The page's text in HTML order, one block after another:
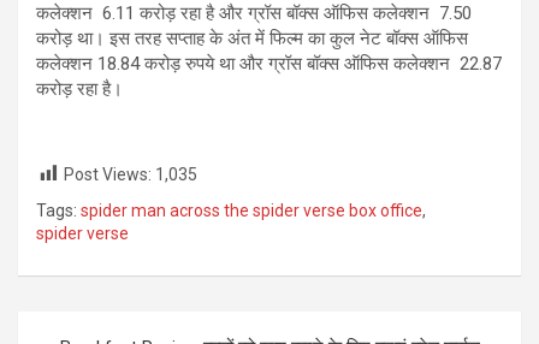
कलेक्शन 6.11 करोड़ रहा है और ग्रॉस बॉक्स ऑफिस कलेक्शन 7.50
करोड़ था। इस तरह सप्ताह के अंत में फिल्म का कुल नेट बॉक्स ऑफिस
कलेक्शन 18.84 करोड़ रुपये था और ग्रॉस बॉक्स ऑफिस कलेक्शन 22.87
करोड़ रहा है।
Post Views: 1,035
Tags: spider man across the spider verse box office,
spider verse